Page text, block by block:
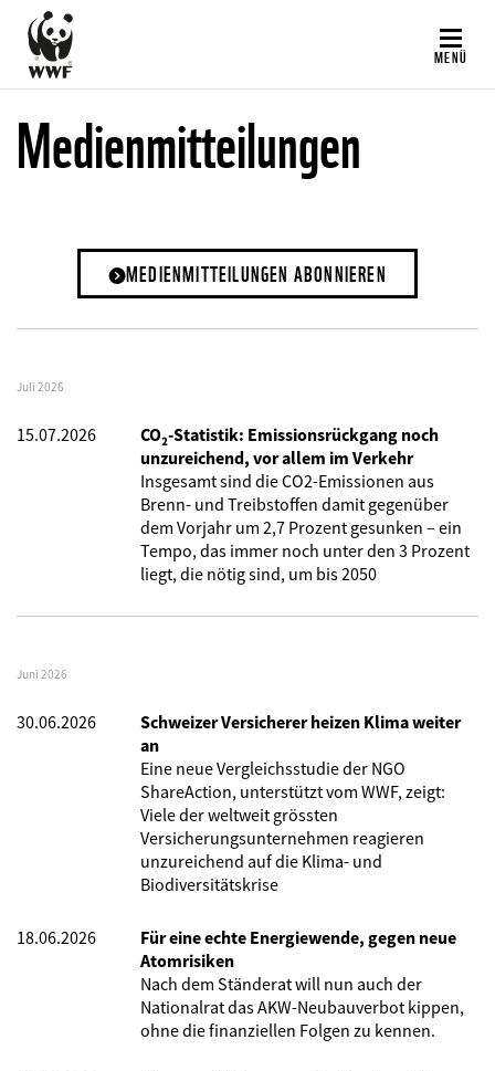
Direkt
zum
Inhalt
MENÜ
Medienmitteilungen
MEDIENMITTEILUNGEN ABONNIEREN
Juli 2026
15.07.2026
CO₂-Statistik: Emissionsrückgang noch
unzureichend, vor allem im Verkehr
Insgesamt sind die CO2-Emissionen aus
Brenn- und Treibstoffen damit gegenüber
dem Vorjahr um 2,7 Prozent gesunken – ein
Tempo, das immer noch unter den 3 Prozent
liegt, die nötig sind, um bis 2050
Juni 2026
30.06.2026
Schweizer Versicherer heizen Klima weiter
an
Eine neue Vergleichsstudie der NGO
ShareAction, unterstützt vom WWF, zeigt:
Viele der weltweit grössten
Versicherungsunternehmen reagieren
unzureichend auf die Klima- und
Biodiversitätskrise
18.06.2026
Für eine echte Energiewende, gegen neue
Atomrisiken
Nach dem Ständerat will nun auch der
Nationalrat das AKW-Neubauverbot kippen,
ohne die finanziellen Folgen zu kennen.